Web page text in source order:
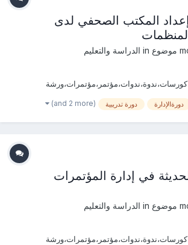
المكتب الصحفي لدى
الدراسة والتعليم
، الجودة،منظومة، المؤتمرات والمعارض،دورةالإدارة دورة تدريبية (and 2 more)
في إدارة المؤتمرات
الدراسة والتعليم